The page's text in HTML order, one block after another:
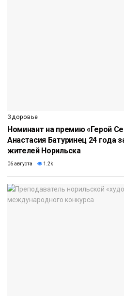
Здоровье
Номинант на премию «Герой
Анастасия Батуринец 24 года
жителей Норильска
06 августа 1.2k